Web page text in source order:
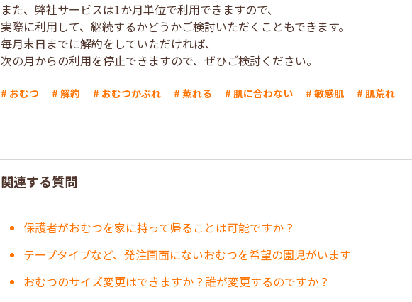
また、弊社サービスは1か月単位で利用できますので、
実際に利用して、継続するかどうかご検討いただくこともできます。
毎月末日までに解約をしていただければ、
次の月からの利用を停止できますので、ぜひご検討ください。
# おむつ # 解約 # おむつかぶれ # 蒸れる # 肌に合わない # 敏感肌 # 肌荒れ
関連する質問
保護者がおむつを家に持って帰ることは可能ですか？
テープタイプなど、発注画面にないおむつを希望の園児がいます
おむつのサイズ変更はできますか？誰が変更するのですか？